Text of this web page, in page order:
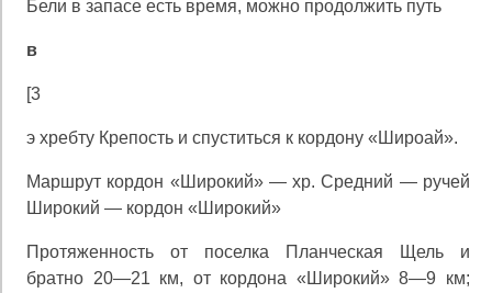
Бели в запасе есть время, можно продолжить путь
в
[3
э хребту Крепость и спуститься к кордону «Широай».
Маршрут кордон «Широкий» — хр. Средний — ручей
Широкий — кордон «Широкий»
Протяженность от поселка Планческая Щель и
братно 20—21 км, от кордона «Широкий» 8—9 км;